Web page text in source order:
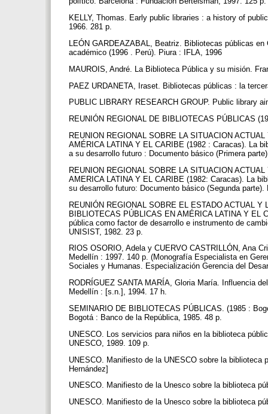
KELLY, Thomas. Early public libraries : a history of
1966. 281 p.
LEÓN GARDEAZABAL, Beatriz. Bibliotecas públicas
académico (1996 . Perú). Piura : IFLA, 1996
MAUROIS, André. La Biblioteca Pública y su misión.
PAEZ URDANETA, Iraset. Bibliotecas públicas : la
PUBLIC LIBRARY RESEARCH GROUP. Public library
REUNIÓN REGIONAL DE BIBLIOTECAS PÚBLICAS
REUNION REGIONAL SOBRE LA SITUACION
AMÉRICA LATINA Y EL CARIBE (1982 : Caracas). La
a su desarrollo futuro : Documento básico (Primera
REUNION REGIONAL SOBRE LA SITUACION
AMERICA LATINA Y EL CARIBE (1982: Caracas). La
su desarrollo futuro: Documento básico (Segunda
REUNIÓN REGIONAL SOBRE EL ESTADO ACTUAL
BIBLIOTECAS PÚBLICAS EN AMÉRICA LATINA Y EL
pública como factor de desarrollo e instrumento de
UNISIST, 1982. 23 p.
RIOS OSORIO, Adela y CUERVO CASTRILLÓN, Ana
Medellín : 1997. 140 p. (Monografía Especialista en
Sociales y Humanas. Especialización Gerencia del
RODRÍGUEZ SANTA MARÍA, Gloria María. Influencia
Medellín : [s.n.], 1994. 17 h.
SEMINARIO DE BIBLIOTECAS PÚBLICAS. (1985 :
Bogotá : Banco de la República, 1985. 48 p.
UNESCO. Los servicios para niños en la biblioteca
UNESCO, 1989. 109 p.
UNESCO. Manifiesto de la UNESCO sobre la
Hernández]
UNESCO. Manifiesto de la Unesco sobre la biblioteca
UNESCO. Manifiesto de la Unesco sobre la biblioteca